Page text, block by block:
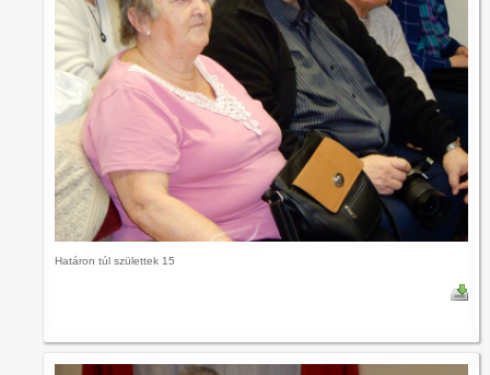
Határon túl születtek 15